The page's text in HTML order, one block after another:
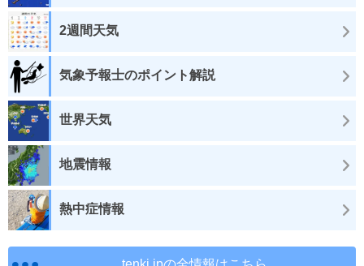
2週間天気
気象予報士のポイント解説
世界天気
地震情報
熱中症情報